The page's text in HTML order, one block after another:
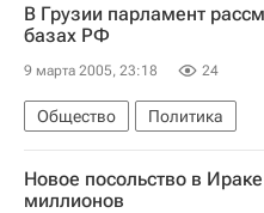
В Грузии парламент
базах РФ
9 марта 2005, 23:18 24
Общество
Политика
Новое посольство в
миллионов